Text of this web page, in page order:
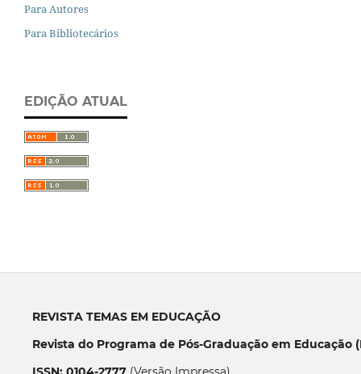
Para Autores
Para Bibliotecários
EDIÇÃO ATUAL
REVISTA TEMAS EM EDUCAÇÃO
Revista do Programa de Pós-Graduação em Educação